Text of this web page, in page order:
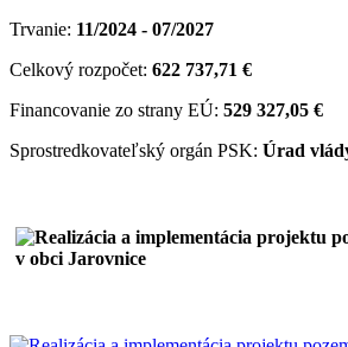
Trvanie: 11/2024 - 07/2027
Celkový rozpočet: 622 737,71 €
Financovanie zo strany EÚ: 529 327,05 €
Sprostredkovateľský orgán PSK: Úrad